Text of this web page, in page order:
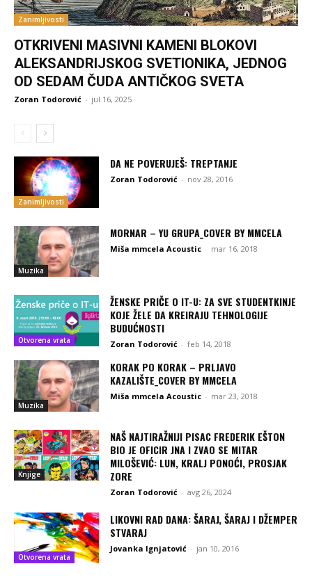
Zanimljivosti
OTKRIVENI MASIVNI KAMENI BLOKOVI
ALEKSANDRIJSKOG SVETIONIKA, JEDNOG
OD SEDAM ČUDA ANTIČKOG SVETA
Zoran Todorović - jul 16, 2025
Zanimljivosti
DA NE POVERUJEŠ: TREPTANJE
Zoran Todorović - nov 28, 2016
Muzika
MORNAR – YU GRUPA_COVER BY MMCELA
Miša mmcela Acoustic - mar 16, 2018
Otvorena vrata
ŽENSKE PRIČE O IT-U: ZA SVE STUDENTKINJE
KOJE ŽELE DA KREIRAJU TEHNOLOGIJE
BUDUĆNOSTI
Zoran Todorović - feb 14, 2018
Muzika
KORAK PO KORAK – PRLJAVO
KAZALIŠTE_COVER BY MMCELA
Miša mmcela Acoustic - mar 23, 2018
Knjige
NAŠ NAJTIRAŽNIJI PISAC FREDERIK EŠTON
BIO JE OFICIR JNA I ZVAO SE MITAR
MILOŠEVIĆ: LUN, KRALJ PONOĆI, PROSJAK
ZORE
Zoran Todorović - avg 26, 2024
Otvorena vrata
LIKOVNI RAD DANA: ŠARAJ, ŠARAJ I DŽEMPER
STVARAJ
Jovanka Ignjatović - jan 10, 2016